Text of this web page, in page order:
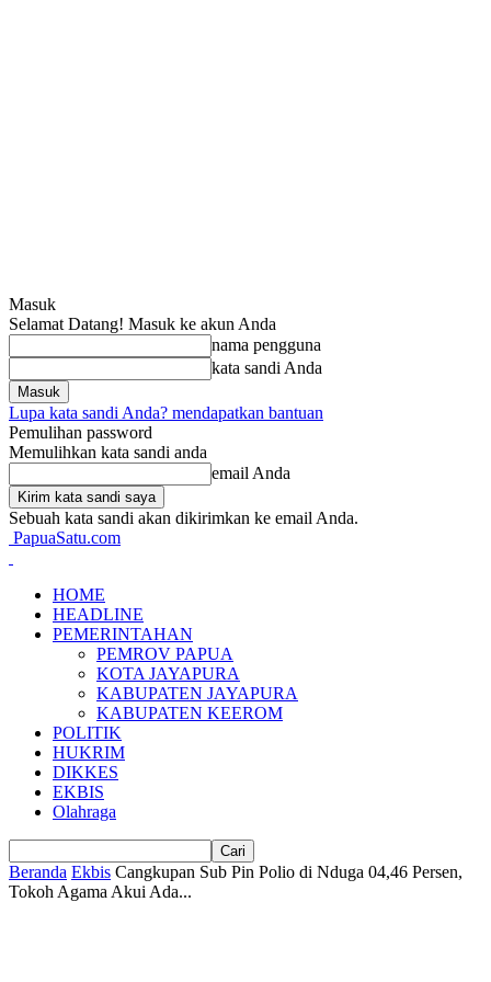
Masuk
Selamat Datang! Masuk ke akun Anda
nama pengguna
kata sandi Anda
Lupa kata sandi Anda? mendapatkan bantuan
Pemulihan password
Memulihkan kata sandi anda
email Anda
Sebuah kata sandi akan dikirimkan ke email Anda.
PapuaSatu.com
HOME
HEADLINE
PEMERINTAHAN
PEMROV PAPUA
KOTA JAYAPURA
KABUPATEN JAYAPURA
KABUPATEN KEEROM
POLITIK
HUKRIM
DIKKES
EKBIS
Olahraga
Beranda Ekbis Cangkupan Sub Pin Polio di Nduga 04,46 Persen,
Tokoh Agama Akui Ada...